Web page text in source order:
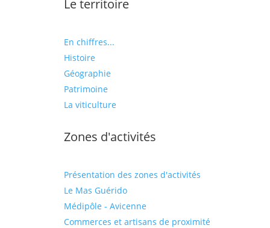
Le territoire
En chiffres...
Histoire
Géographie
Patrimoine
La viticulture
Zones d'activités
Présentation des zones d'activités
Le Mas Guérido
Médipôle - Avicenne
Commerces et artisans de proximité